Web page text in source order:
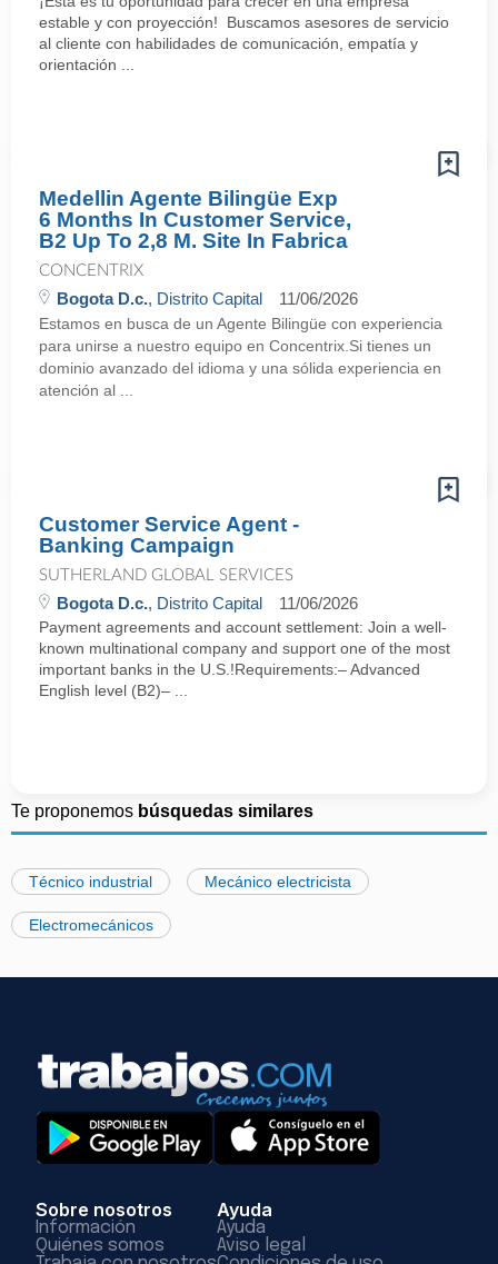
estable y con proyección! Buscamos asesores de servicio
al cliente con habilidades de comunicación, empatía y
orientación ...
Medellin Agente Bilingüe Exp
6 Months In Customer Service,
B2 Up To 2,8 M. Site In Fabrica
CONCENTRIX
Bogota D.c., Distrito Capital 11/06/2026
Estamos en busca de un Agente Bilingüe con experiencia
para unirse a nuestro equipo en Concentrix.Si tienes un
dominio avanzado del idioma y una sólida experiencia en
atención al ...
Customer Service Agent -
Banking Campaign
SUTHERLAND GLOBAL SERVICES
Bogota D.c., Distrito Capital 11/06/2026
Payment agreements and account settlement: Join a well-
known multinational company and support one of the most
important banks in the U.S.!Requirements:– Advanced
English level (B2)– ...
Te proponemos búsquedas similares
Técnico industrial Mecánico electricista
Electromecánicos
Sobre nosotros
Información
Quiénes somos
Ayuda
Ayuda
Aviso legal